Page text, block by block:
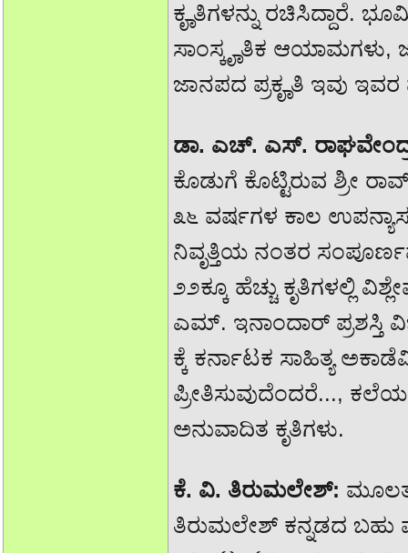
ಕೄತಿಗಳನ್ನು ರಚಿಸಿದ್ದಾರೆ.
ಸಾಂಸ್ಕೄತಿಕ ಆಯಾಮಗಳು,
ಜಾನಪದ ಪ್ರಕೄತಿ ಇವು
ಡಾ. ಎಚ್. ಎಸ್.
ಕೊಡುಗೆ ಕೊಟ್ಟಿರುವ ಶ್ರೀ
೩೬ ವರ್ಷಗಳ ಕಾಲ
ನಿವೃತ್ತಿಯ ನಂತರ
೨೨ಕ್ಕೂ ಹೆಚ್ಚು ಕೃತಿಗಳಲ್ಲಿ
ಎಮ್. ಇನಾಂದಾರ್ ಪ್ರಶಸ್ತಿ
ಕ್ಕೆ ಕರ್ನಾಟಕ ಸಾಹಿತ್ಯ
ಪ್ರೀತಿಸುವುದೆಂದರೆ...,
ಅನುವಾದಿತ ಕೃತಿಗಳು.
ಕೆ. ವಿ. ತಿರುಮಲೇಶ್:
ತಿರುಮಲೇಶ್ ಕನ್ನಡದ ಬಹು